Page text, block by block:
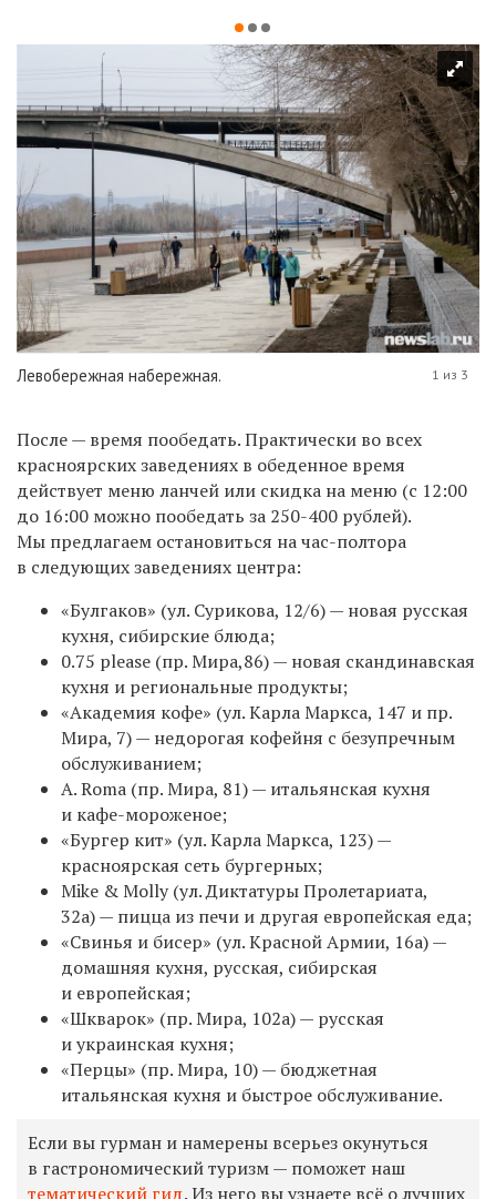
Левобережная набережная. 1 из 3
После — время пообедать. Практически во всех
красноярских заведениях в обеденное время
действует меню ланчей или скидка на меню (с 12:00
до 16:00 можно пообедать за 250-400 рублей).
Мы предлагаем остановиться на час-полтора
в следующих заведениях центра:
«Булгаков» (ул. Сурикова, 12/6) — новая русская
кухня, сибирские блюда;
0.75 please (пр. Мира,86)— новая скандинавская
кухня и региональные продукты;
«Академия кофе» (ул. Карла Маркса, 147 и пр.
Мира, 7)— недорогая кофейня с безупречным
обслуживанием;
A. Roma (пр. Мира, 81)— итальянская кухня
и кафе-мороженое;
«Бургер кит» (ул. Карла Маркса, 123)—
красноярская сеть бургерных;
Mike & Molly(ул. Диктатуры Пролетариата,
32а)— пицца из печи и другая европейская еда;
«Свинья и бисер» (ул. Красной Армии, 16а)—
домашняя кухня, русская, сибирская
и европейская;
«Шкварок» (пр. Мира, 102а)— русская
и украинская кухня;
«Перцы» (пр. Мира, 10)— бюджетная
итальянская кухня и быстрое обслуживание.
Если вы гурман и намерены всерьез окунуться
в гастрономический туризм — поможет наш
тематический гид. Из него вы узнаете всё о лучших